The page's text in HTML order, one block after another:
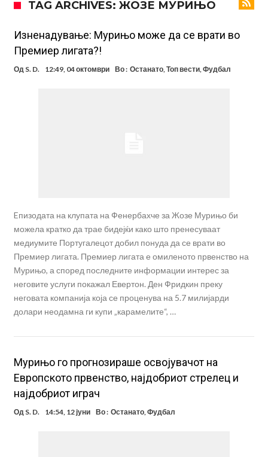
Ливерпул и Арсенал влегуваат во „војна“ поради фудбалер
вреден 69 милиони евра!
Кој го убеди Родри да ја избере Барселона?
Инфантино го возвраќа ударот, кој сè досега го поддржал?
„Влегувам на стадионот за да го разнесам Меси со четири бомби“
TAG ARCHIVES: ЖОЗЕ МУРИЊО
Изненадување: Мурињо може да се врати во
Премиер лигата?!
Од S. D. 12:49, 04 октомври Во : Останато, Топ вести, Фудбал
Eпизодата на клупата на Фенербахче за Жозе Мурињо би
можела кратко да трае бидејќи како што пренесуваат
медиумите Португалецот добил понуда да се врати во
Премиер лигата. Премиер лигата е омиленото првенство на
Мурињо, а според последните информации интерес за
неговите услуги покажал Евертон. Ден Фридкин преку
неговата компанија која се проценува на 5.7 милијарди
долари неодамна ги купи „карамелите“, …
Мурињо го прогнозираше освојувачот на
Европското првенство, најдобриот стрелец и
најдобриот играч
Од S. D. 14:54, 12 јуни Во : Останато,Фудбал